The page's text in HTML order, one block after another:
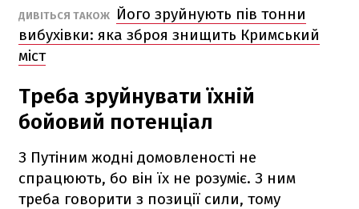
ДИВІТЬСЯ ТАКОЖ
Його зруйнують пів тонни
вибухівки: яка зброя знищить Кримський
міст
Треба зруйнувати їхній
бойовий потенціал
З Путіним жодні домовленості не
спрацюють, бо він їх не розуміє. З ним
треба говорити з позиції сили, тому